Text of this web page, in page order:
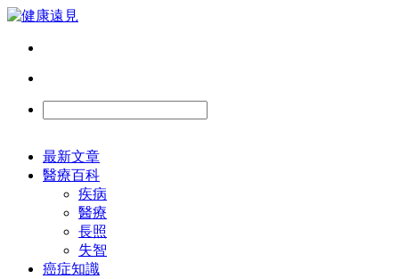
最新文章
醫療百科
疾病
醫療
長照
失智
癌症知識